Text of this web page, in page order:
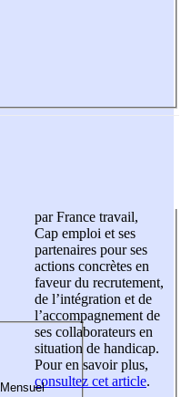
par France travail,
Cap emploi et ses
partenaires pour ses
actions concrètes en
faveur du recrutement,
de l’intégration et de
l’accompagnement de
ses collaborateurs en
situation de handicap.
Pour en savoir plus,
consultez cet article.